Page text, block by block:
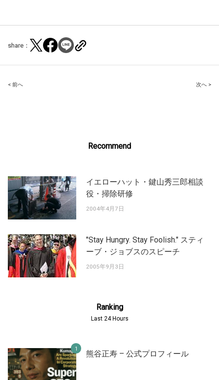
share：
Post
< 前へ 次へ >
Recommend
イエローハット・鍵山秀三郎相談
役・掃除研修
2004年4月7日
"Stay Hungry. Stay Foolish." スティ
ーブ・ジョブスのスピーチ
2005年9月3日
Ranking
Last 24 Hours
熊谷正寿 – 公式プロフィール